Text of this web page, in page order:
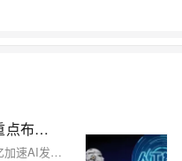
印度投资1037亿加速AI发展，重点布局大语言模型
【2月更文挑战第24天】印度投资1037亿加速AI发展，重点布局大语言模型